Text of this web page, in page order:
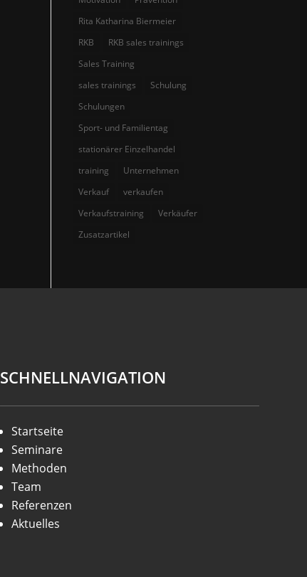
Rita Katharina Biermeier
RKB
RKB sales trainings
Sales Training
sales trainings
Schulung
Schulungen
Sport- und Familientag
stationärer Einzelhandel
training
Unternehmen
Verkauf
verkaufen
Verkaufstraining
Verkäufer
Zusatzartikel
SCHNELLNAVIGATION
Startseite
Seminare
Methoden
Team
Referenzen
Aktuelles